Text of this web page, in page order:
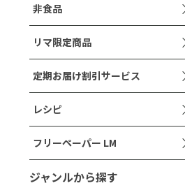
非食品
リマ限定商品
定期お届け割引サービス
レシピ
フリーペーパー LM
ジャンルから探す